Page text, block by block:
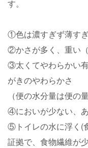
す。
①色は濃すぎず薄す
②かさが多く、重い（
③太くてやわらかい
がきのやわらかさ
（便の水分量は便の
④においが少ない、
⑤トイレの水に浮く(
証拠で、食物繊維が